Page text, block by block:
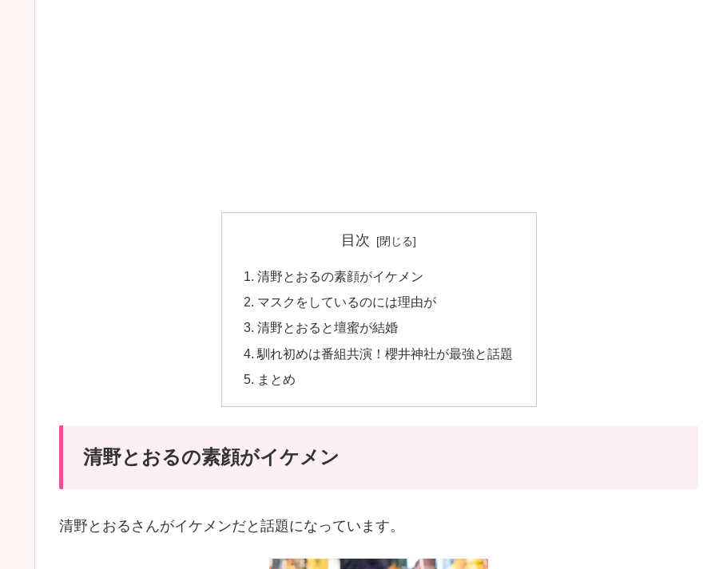
目次
清野とおるの素顔がイケメン
マスクをしているのには理由が
清野とおると壇蜜が結婚
馴れ初めは番組共演！櫻井神社が最強と話題
まとめ
清野とおるの素顔がイケメン
清野とおるさんがイケメンだと話題になっています。